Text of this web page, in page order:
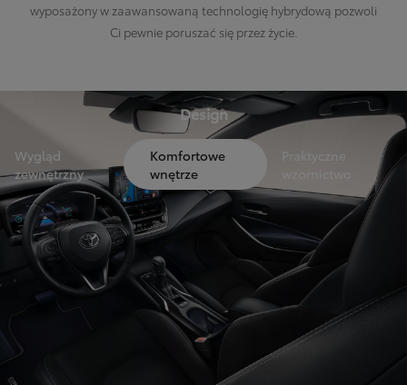
wyposażony w zaawansowaną technologię hybrydową pozwoli
Ci pewnie poruszać się przez życie.
Design
Wygląd
zewnętrzny
Komfortowe
wnętrze
Praktyczne